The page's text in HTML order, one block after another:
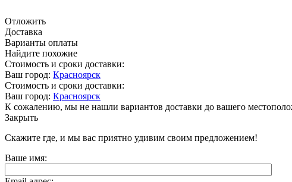
Отложить
Доставка
Варианты оплаты
Найдите похожие
Стоимость и сроки доставки:
Ваш город: Красноярск
Стоимость и сроки доставки:
Ваш город: Красноярск
К сожалению, мы не нашли вариантов доставки до вашего
Закрыть
Скажите где, и мы вас приятно удивим своим предложением!
Ваше имя: